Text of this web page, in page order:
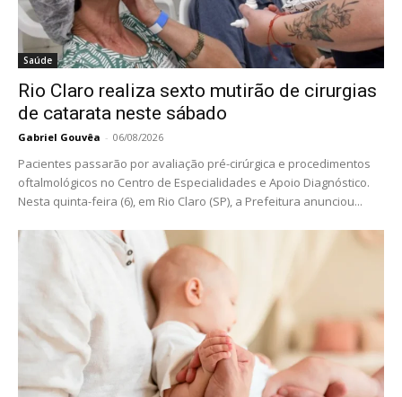
Saúde
Rio Claro realiza sexto mutirão de cirurgias
de catarata neste sábado
Gabriel Gouvêa - 06/08/2026
Pacientes passarão por avaliação pré-cirúrgica e procedimentos
oftalmológicos no Centro de Especialidades e Apoio Diagnóstico.
Nesta quinta-feira (6), em Rio Claro (SP), a Prefeitura anunciou...